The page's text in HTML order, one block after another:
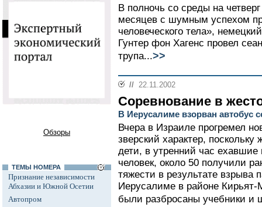
Обзоры
ТЕМЫ НОМЕРА
Признание независимости
Абхазии и Южной Осетии
Автопром
В полночь со среды на
месяцев с шумным успехом
человеческого тела»,
Гунтер фон Хагенс провел
трупа...>>
// 22.11.2002
Соревнование в
В Иерусалиме взорван автобус
Вчера в Израиле прогремел
зверский характер,
дети, в утренний час ехавшие
человек, около 50 получили
тяжести в результате взрыва
Иерусалиме в районе
были разбросаны учебники и